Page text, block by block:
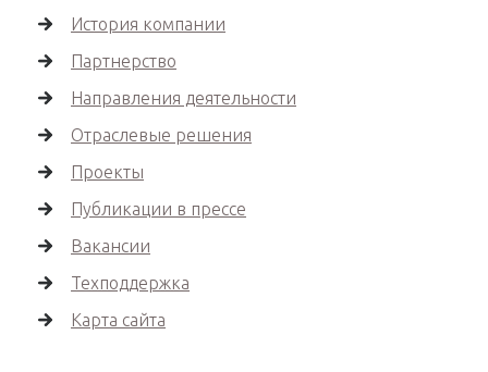
История компании
Партнерство
Направления деятельности
Отраслевые решения
Проекты
Публикации в прессе
Вакансии
Техподдержка
Карта сайта